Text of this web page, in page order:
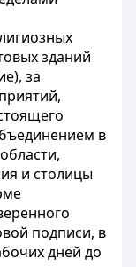
зданий
за
в
и столицы
подписи, в
дней до